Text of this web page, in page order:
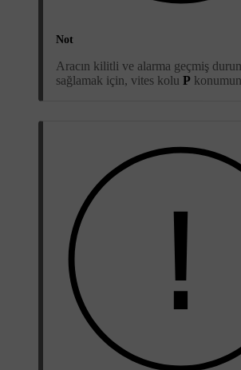
Not
Aracın kilitli ve alarma geçmiş
sağlamak için, vites kolu P